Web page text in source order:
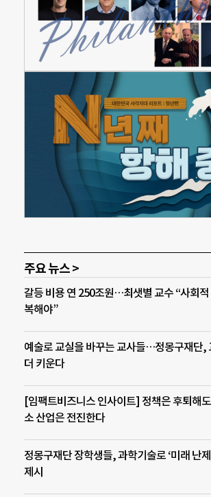
주요 뉴스 >
갈등 비용 연 250조원…최샛별 교수 “사회적
복해야”
예술로 교실을 바꾸는 교사들…정몽구재단,
더 키운다
[임팩트비즈니스 인사이트] 정책은 후퇴해
소 산업은 전진한다
정몽구재단 장학생들, 과학기술로 ‘미래 난제
제시